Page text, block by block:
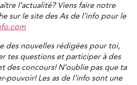
l’actualité? Viens faire notre
sur le site des As de l’info pour le
des nouvelles rédigées pour toi,
tes questions et participer à des
des concours! N’oublie pas que ta
pouvoir! Les as de l’info sont une